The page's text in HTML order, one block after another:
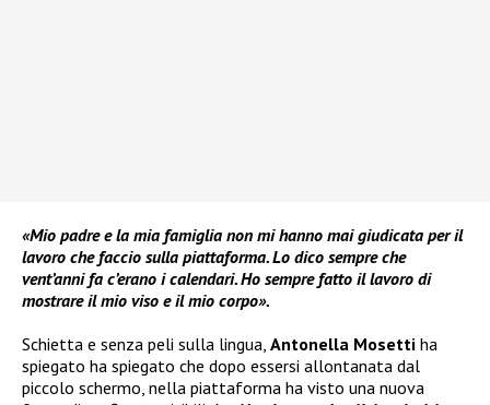
«Mio padre e la mia famiglia non mi hanno mai giudicata per il
lavoro che faccio sulla piattaforma. Lo dico sempre che
vent’anni fa c’erano i calendari. Ho sempre fatto il lavoro di
mostrare il mio viso e il mio corpo».
Schietta e senza peli sulla lingua, Antonella Mosetti ha
spiegato ha spiegato che dopo essersi allontanata dal
piccolo schermo, nella piattaforma ha visto una nuova